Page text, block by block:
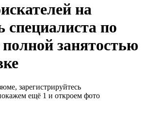
на
специалиста по
занятостью
зарегистрируйтесь
ещё 1 и откроем фото